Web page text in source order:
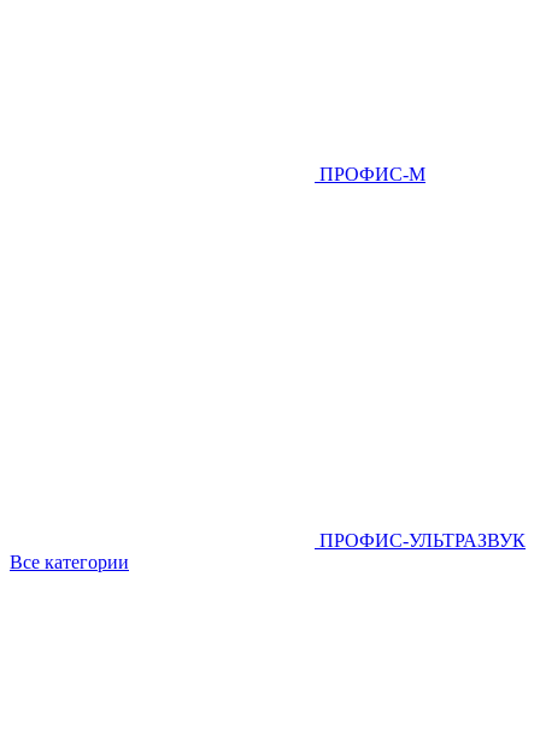
ПРОФИС-М
ПРОФИС-УЛЬТРАЗВУК
Все категории